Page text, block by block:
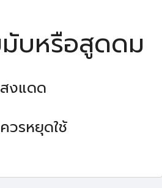
บหรือสูดดม
งแดด
วรหยุดใช้